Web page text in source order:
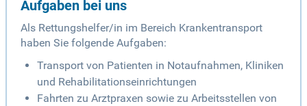
Aufgaben bei uns
Als Rettungshelfer/in im Bereich Krankentransport
haben Sie folgende Aufgaben:
Transport von Patienten in Notaufnahmen, Kliniken
und Rehabilitationseinrichtungen
Fahrten zu Arztpraxen sowie zu Arbeitsstellen von